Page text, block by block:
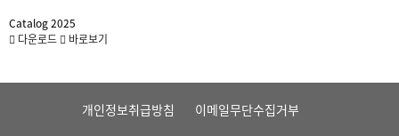
Catalog 2025
다운로드
바로보기
개인정보취급방침 이메일무단수집거부